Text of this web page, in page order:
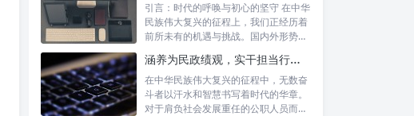
引言：时代的呼唤与初心的坚守 在中华
民族伟大复兴的征程上，我们正经历着
前所未有的机遇与挑战。国内外形势复
涵养为民政绩观，实干担当行稳致远：新时代公仆的价值坐标与实践航向
在中华民族伟大复兴的征程中，无数奋
斗者以汗水和智慧书写着时代的华章。
对于肩负社会发展重任的公职人员而